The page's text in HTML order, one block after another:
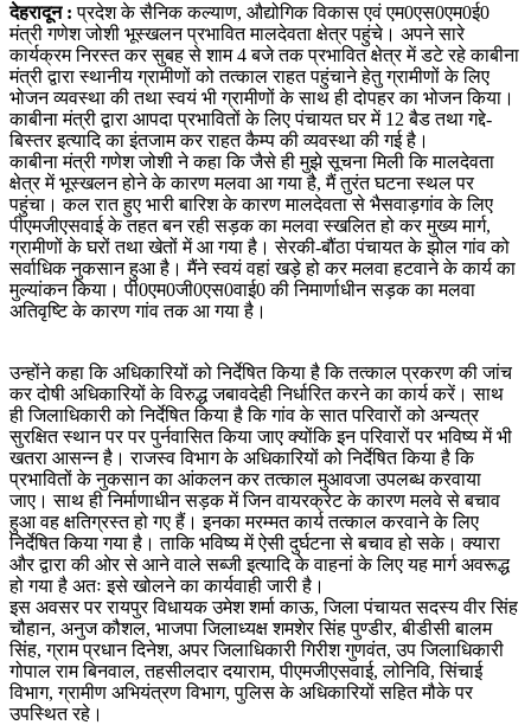
देहरादून : प्रदेश के सैनिक कल्याण, औद्योगिक विकास एवं एम0एस0एम0ई0
मंत्री गणेश जोशी भूस्खलन प्रभावित मालदेवता क्षेत्र पहुंचे। अपने सारे
कार्यक्रम निरस्त कर सुबह से शाम 4 बजे तक प्रभावित क्षेत्र में डटे रहे काबीना
मंत्री द्वारा स्थानीय ग्रामीणों को तत्काल राहत पहुंचाने हेतु ग्रामीणों के लिए
भोजन व्यवस्था की तथा स्वयं भी ग्रामीणों के साथ ही दोपहर का भोजन किया।
काबीना मंत्री द्वारा आपदा प्रभावितों के लिए पंचायत घर में 12 बैड तथा गद्दे-
बिस्तर इत्यादि का इंतजाम कर राहत कैम्प की व्यवस्था की गई है।
काबीना मंत्री गणेश जोशी ने कहा कि जैसे ही मुझे सूचना मिली कि मालदेवता
क्षेत्र में भूस्खलन होने के कारण मलवा आ गया है, मैं तुरंत घटना स्थल पर
पहुंचा। कल रात हुए भारी बारिश के कारण मालदेवता से भैसवाड़गांव के लिए
पीएमजीएसवाई के तहत बन रही सड़क का मलवा स्खलित हो कर मुख्य मार्ग,
ग्रामीणों के घरों तथा खेतों में आ गया है। सेरकी-बौंठा पंचायत के झोल गांव को
सर्वाधिक नुकसान हुआ है। मैंने स्वयं वहां खड़े हो कर मलवा हटवाने के कार्य का
मुल्यांकन किया। पी0एम0जी0एस0वाई0 की निमार्णाधीन सड़क का मलवा
अतिवृष्टि के कारण गांव तक आ गया है।
उन्होंने कहा कि अधिकारियों को निर्देषित किया है कि तत्काल प्रकरण की जांच
कर दोषी अधिकारियों के विरुद्ध जबावदेही निर्धारित करने का कार्य करें। साथ
ही जिलाधिकारी को निर्देषित किया है कि गांव के सात परिवारों को अन्यत्र
सुरक्षित स्थान पर पर पुर्नवासित किया जाए क्योंकि इन परिवारों पर भविष्य में भी
खतरा आसन्न है। राजस्व विभाग के अधिकारियों को निर्देषित किया है कि
प्रभावितों के नुकसान का आंकलन कर तत्काल मुआवजा उपलब्ध करवाया
जाए। साथ ही निर्माणाधीन सड़क में जिन वायरक्रेट के कारण मलवे से बचाव
हुआ वह क्षतिग्रस्त हो गए हैं। इनका मरम्मत कार्य तत्काल करवाने के लिए
निर्देषित किया गया है। ताकि भविष्य में ऐसी दुर्घटना से बचाव हो सके। क्यारा
और द्वारा की ओर से आने वाले सब्जी इत्यादि के वाहनां के लिए यह मार्ग अवरूद्ध
हो गया है अतः इसे खोलने का कार्यवाही जारी है।
इस अवसर पर रायपुर विधायक उमेश शर्मा काऊ, जिला पंचायत सदस्य वीर सिंह
चौहान, अनुज कौशल, भाजपा जिलाध्यक्ष शमशेर सिंह पुण्डीर, बीडीसी बालम
सिंह, ग्राम प्रधान दिनेश, अपर जिलाधिकारी गिरीश गुणवंत, उप जिलाधिकारी
गोपाल राम बिनवाल, तहसीलदार दयाराम, पीएमजीएसवाई, लोनिवि, सिंचाई
विभाग, ग्रामीण अभियंत्रण विभाग, पुलिस के अधिकारियों सहित मौके पर
उपस्थित रहे।